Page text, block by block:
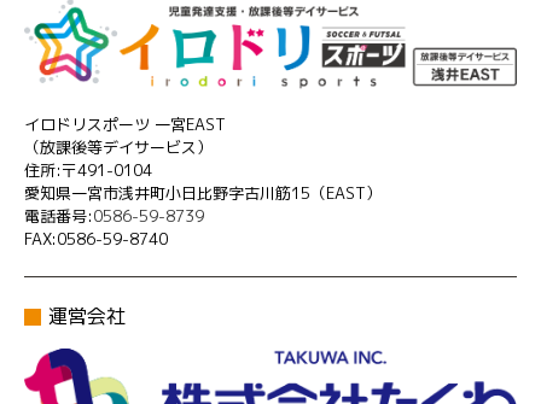
イロドリスポーツ 一宮EAST
（放課後等デイサービス）
住所:〒491-0104
愛知県一宮市浅井町小日比野字古川筋15（EAST）
電話番号:0586-59-8739
FAX:0586-59-8740
運営会社